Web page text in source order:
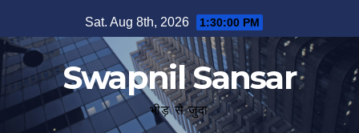
to
content
Sat. Aug 8th, 2026 1:30:00 PM
Swapnil Sansar
भीड़ से जुदा